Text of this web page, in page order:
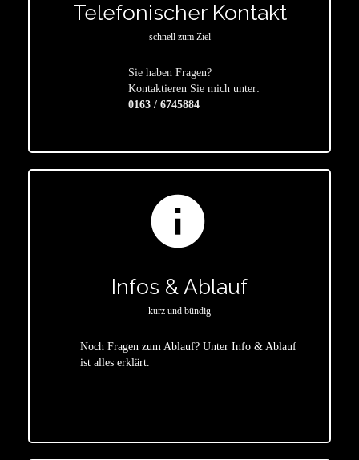
Telefonischer Kontakt
schnell zum Ziel
Sie haben Fragen?
Kontaktieren Sie mich unter:
0163 / 6745884
info
Infos & Ablauf
kurz und bündig
Noch Fragen zum Ablauf? Unter Info & Ablauf
ist alles erklärt.